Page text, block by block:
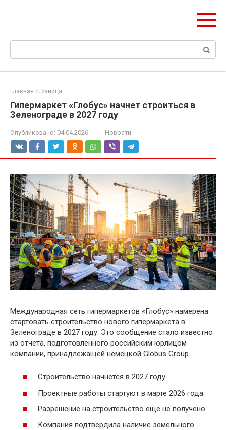
Поиск:
Главная страница
Гипермаркет «Глобус» начнет строиться в
Зеленограде в 2027 году
Опубликовано: 04.04.2026 Новости
Международная сеть гипермаркетов «Глобус» намерена
стартовать строительство нового гипермаркета в
Зеленограде в 2027 году. Это сообщение стало известно
из отчета, подготовленного российским юрлицом
компании, принадлежащей немецкой Globus Group.
Строительство начнётся в 2027 году.
Проектные работы стартуют в марте 2026 года.
Разрешение на строительство еще не получено.
Компания подтвердила наличие земельного